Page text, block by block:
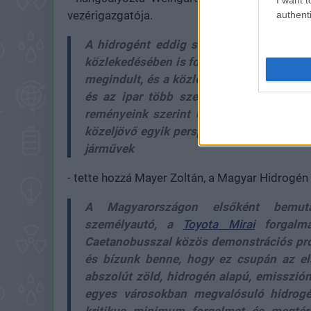
vezérigazgatója.
A hidrogént eddig szinte kizárólag
közlekedésében is fontos szerepet kap
megindult, és a közlekedési célú
és az ipar több szegmensében kap
reményeink szerint ez
közeljövő egyik perspektivikus alternatív
járművek
- tette hozzá Mayer Zoltán, a Magyar
A Magyarországon elsőként
személyautó, a
Toyota Mirai
Caetanobusszal közös demonstrációs
és bízunk benne, hogy ez csupán az
abszolút zöld, hidrogén alapú,
egyes városokban megvalósuló